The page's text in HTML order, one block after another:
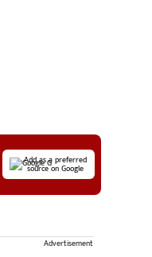
Add as a preferred
source on Google
Advertisement